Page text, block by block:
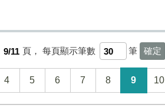
9/11 頁， 每頁顯示筆數 筆
4 5 6 7 8 9 10